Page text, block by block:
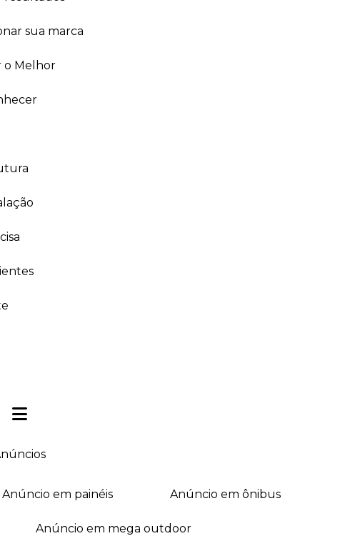
sua marca
o Melhor
anúncios
anúncio em painéis anúncio em ônibus
anúncio em mega outdoor